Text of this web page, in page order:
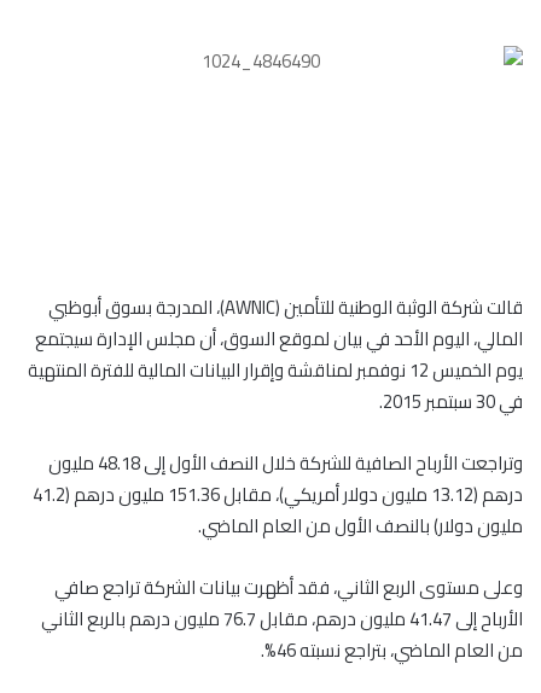
قالت شركة الوثبة الوطنية للتأمين (AWNIC)، المدرجة بسوق أبوظبي
المالي، اليوم الأحد في بيان لموقع السوق، أن مجلس الإدارة سيجتمع
يوم الخميس 12 نوفمبر لمناقشة وإقرار البيانات المالية للفترة المنتهية
في 30 سبتمبر 2015.
وتراجعت الأرباح الصافية للشركة خلال النصف الأول إلى 48.18 مليون
درهم (13.12 مليون دولار أمريكي)، مقابل 151.36 مليون درهم (41.2
مليون دولار) بالنصف الأول من العام الماضي.
وعلى مستوى الربع الثاني، فقد أظهرت بيانات الشركة تراجع صافي
الأرباح إلى 41.47 مليون درهم، مقابل 76.7 مليون درهم بالربع الثاني
من العام الماضي، بتراجع نسبته 46%.